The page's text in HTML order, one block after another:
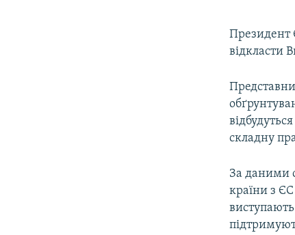
Президент
відкласти
складну
За даними
країни з